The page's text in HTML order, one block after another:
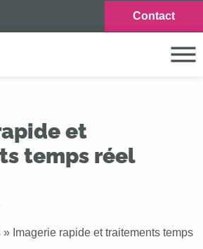
Contact
et
temps réel
» Imagerie rapide et traitements temps